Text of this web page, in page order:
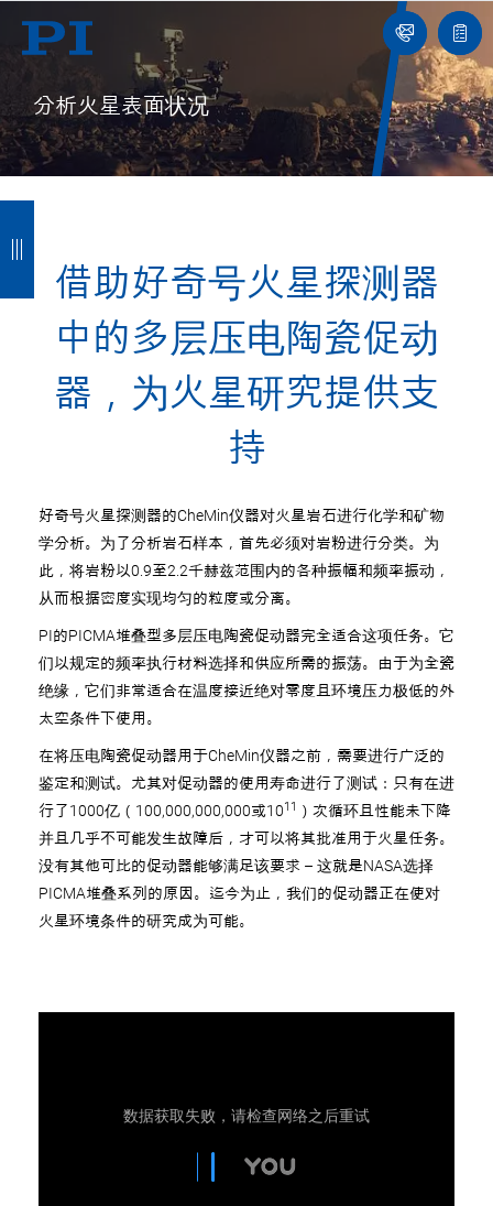
联
系
我
们
报
价
单
们
分析火星表面状况
借助好奇号火星探测器
中的多层压电陶瓷促动
器，为火星研究提供支
持
好奇号火星探测器的CheMin仪器对火星岩石进行化学和矿物
学分析。为了分析岩石样本，首先必须对岩粉进行分类。为
此，将岩粉以0.9至2.2千赫兹范围内的各种振幅和频率振动，
从而根据密度实现均匀的粒度或分离。
PI的PICMA堆叠型多层压电陶瓷促动器完全适合这项任务。它
们以规定的频率执行材料选择和供应所需的振荡。由于为全瓷
绝缘，它们非常适合在温度接近绝对零度且环境压力极低的外
太空条件下使用。
在将压电陶瓷促动器用于CheMin仪器之前，需要进行广泛的
鉴定和测试。尤其对促动器的使用寿命进行了测试：只有在进
行了1000亿（100,000,000,000或1011 ）次循环且性能未下降
并且几乎不可能发生故障后，才可以将其批准用于火星任务。
没有其他可比的促动器能够满足该要求 – 这就是NASA选择
PICMA堆叠系列的原因。迄今为止，我们的促动器正在使对
火星环境条件的研究成为可能。